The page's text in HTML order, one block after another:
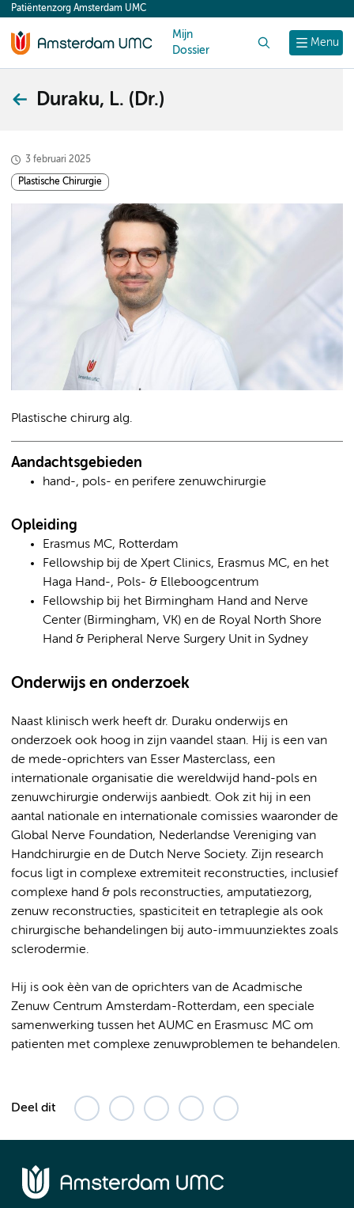
content
Menu
Patiëntenzorg Amsterdam UMC
Mijn
Dossier
Duraku, L. (Dr.)
3 februari 2025
Plastische Chirurgie
Plastische chirurg alg.
Aandachtsgebieden
hand-, pols- en perifere zenuwchirurgie
Opleiding
Erasmus MC, Rotterdam
Fellowship bij de Xpert Clinics, Erasmus MC, en het
Haga Hand-, Pols- & Elleboogcentrum
Fellowship bij het Birmingham Hand and Nerve
Center (Birmingham, VK) en de Royal North Shore
Hand & Peripheral Nerve Surgery Unit in Sydney
Onderwijs en onderzoek
Naast klinisch werk heeft dr. Duraku onderwijs en
onderzoek ook hoog in zijn vaandel staan. Hij is een van
de mede-oprichters van Esser Masterclass, een
internationale organisatie die wereldwijd hand-pols en
zenuwchirurgie onderwijs aanbiedt. Ook zit hij in een
aantal nationale en internationale comissies waaronder de
Global Nerve Foundation, Nederlandse Vereniging van
Handchirurgie en de Dutch Nerve Society. Zijn research
focus ligt in complexe extremiteit reconstructies, inclusief
complexe hand & pols reconstructies, amputatiezorg,
zenuw reconstructies, spasticiteit en tetraplegie als ook
chirurgische behandelingen bij auto-immuunziektes zoals
sclerodermie.
Hij is ook èèn van de oprichters van de Acadmische
Zenuw Centrum Amsterdam-Rotterdam, een speciale
samenwerking tussen het AUMC en Erasmusc MC om
patienten met complexe zenuwproblemen te behandelen.
Deel dit